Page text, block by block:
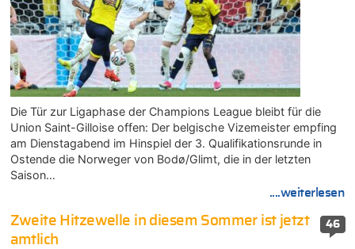
Die Tür zur Ligaphase der Champions League bleibt für die
Union Saint-Gilloise offen: Der belgische Vizemeister empfing
am Dienstagabend im Hinspiel der 3. Qualifikationsrunde in
Ostende die Norweger von Bodø/Glimt, die in der letzten
Saison…
....weiterlesen
46
Zweite Hitzewelle in diesem Sommer ist jetzt
amtlich